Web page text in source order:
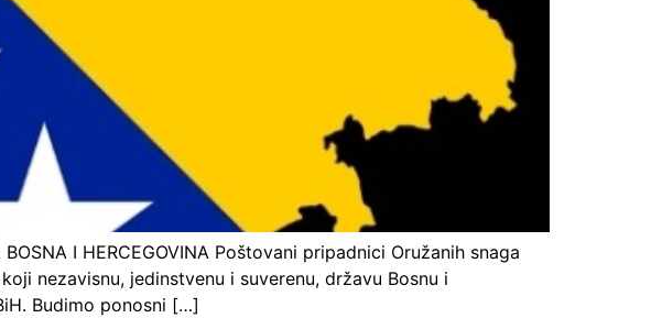
I HERCEGOVINA Poštovani pripadnici Oružanih snaga
nezavisnu, jedinstvenu i suverenu, državu Bosnu i
Budimo ponosni […]